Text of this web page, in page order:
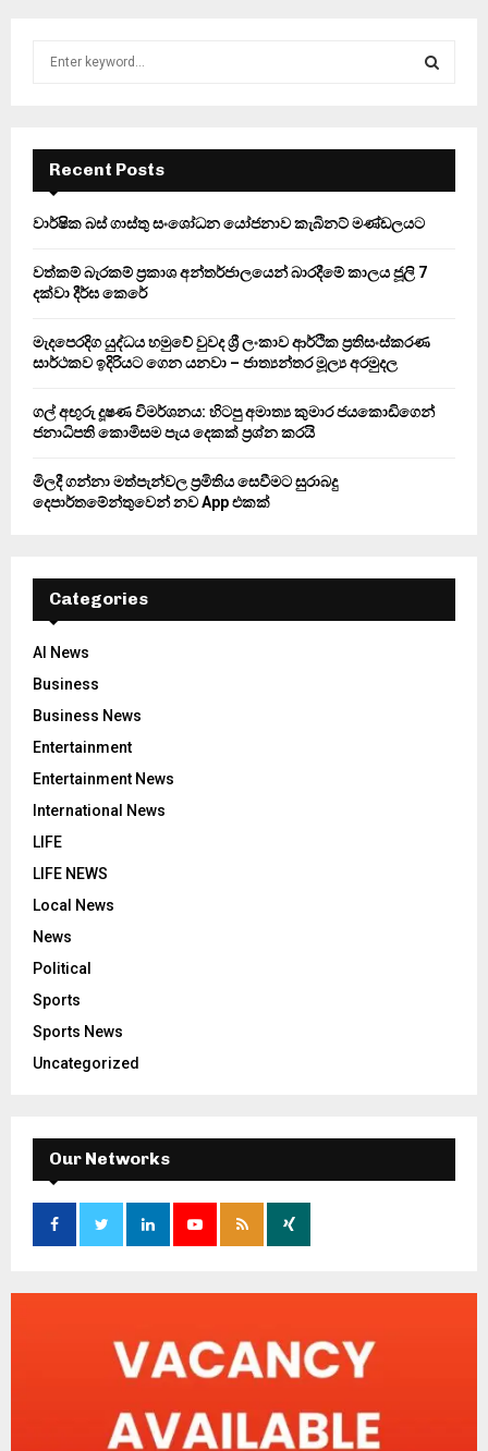
f
r
E
A
Recent Posts
වාර්ෂික බස් ගාස්තු සංශෝධන යෝජනාව කැබිනට් මණ්ඩලයට
වත්කම් බැරකම් ප්‍රකාශ අන්තර්ජාලයෙන් බාරදීමේ කාලය ජූලි 7
දක්වා දීර්ඝ කෙරේ
මැදපෙරදිග යුද්ධය හමුවේ වුවද ශ්‍රී ලංකාව ආර්ථික ප්‍රතිසංස්කරණ
සාර්ථකව ඉදිරියට ගෙන යනවා – ජාත්‍යන්තර මූල්‍ය අරමුදල
ගල් අඟුරු දූෂණ විමර්ශනය: හිටපු අමාත්‍ය කුමාර ජයකොඩිගෙන්
ජනාධිපති කොමිසම පැය දෙකක් ප්‍රශ්න කරයි
මිලදී ගන්නා මත්පැන්වල ප්‍රමිතිය සෙවීමට සුරාබදු
දෙපාර්තමේන්තුවෙන් නව App එකක්
Categories
AI News
Business
Business News
Entertainment
Entertainment News
International News
LIFE
LIFE NEWS
Local News
News
Political
Sports
Sports News
Uncategorized
Our Networks